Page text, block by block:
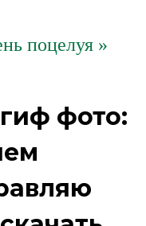
поцелуя »
фото: